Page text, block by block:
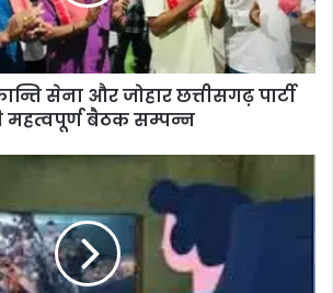
सेना और जोहार छत्तीसगढ़ पार्टी
महत्वपूर्ण बैठक सम्पन्न